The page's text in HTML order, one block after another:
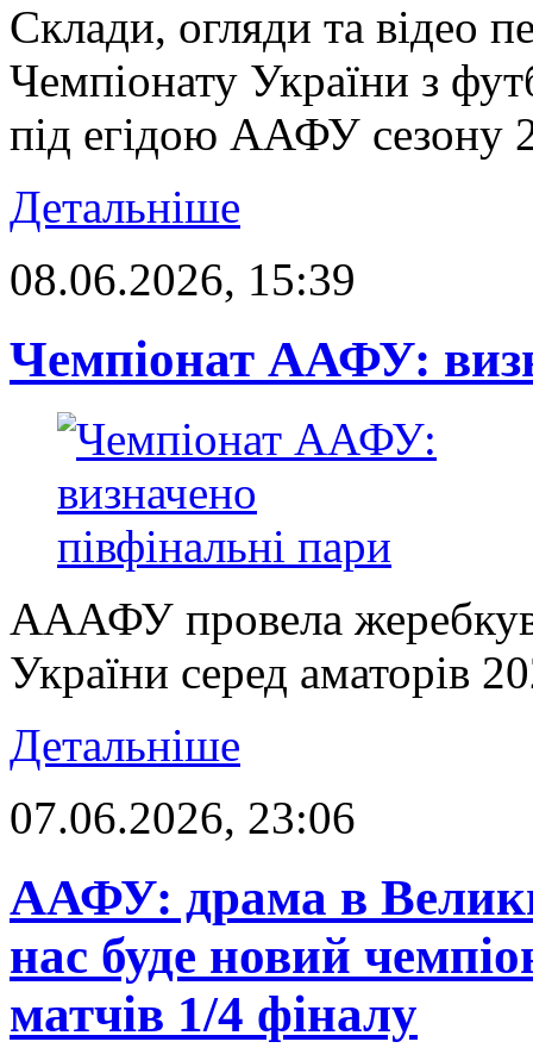
Склади, огляди та відео
Чемпіонату України з
під егідою ААФУ сезону
Детальніше
08.06.2026, 15:39
Чемпіонат ААФУ:
АААФУ провела
України серед аматорів
Детальніше
07.06.2026, 23:06
ААФУ: драма в
нас буде новий
матчів 1/4 фіналу